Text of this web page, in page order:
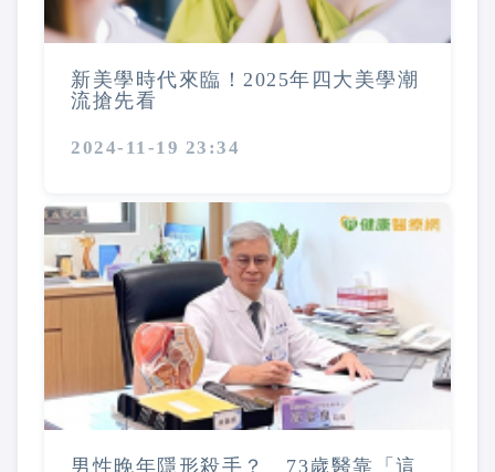
新美學時代來臨！2025年四大美學潮
流搶先看
2024-11-19 23:34
男性晚年隱形殺手？ 73歲醫靠「這